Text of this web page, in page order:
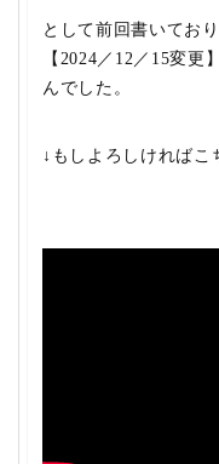
として前回書いてお
【2024／12／15変
んでした。
↓もしよろしければこ